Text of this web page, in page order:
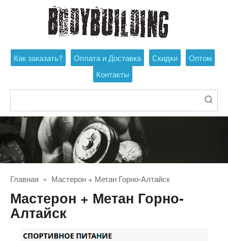
Как заказать? Оплата и Доставка Скидки
Оптом
Контакты
Главная » Мастерон + Метан Горно-Алтайск
Мастерон + Метан Горно-
Алтайск